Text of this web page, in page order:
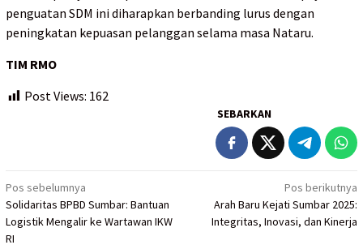
penguatan SDM ini diharapkan berbanding lurus dengan
peningkatan kepuasan pelanggan selama masa Nataru.
TIM RMO
Post Views: 162
SEBARKAN
Navigasi
pos
Pos sebelumnya
Solidaritas BPBD Sumbar: Bantuan
Logistik Mengalir ke Wartawan IKW
RI
Pos berikutnya
Arah Baru Kejati Sumbar 2025:
Integritas, Inovasi, dan Kinerja